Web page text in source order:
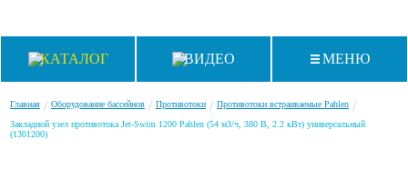
КАТАЛОГ ВИДЕО МЕНЮ
Главная / Оборудование бассейнов / Противотоки / Противотоки встраиваемые Pahlen /
Закладной узел противотока Jet-Swim 1200 Pahlen (54 м3/ч, 380 В, 2.2 кВт) универсальный
(1301200)